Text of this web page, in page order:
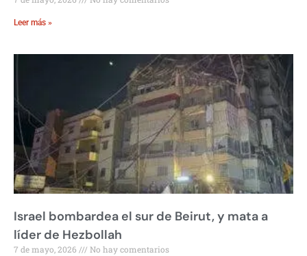
Leer más »
Israel bombardea el sur de Beirut, y mata a
líder de Hezbollah
7 de mayo, 2026 No hay comentarios